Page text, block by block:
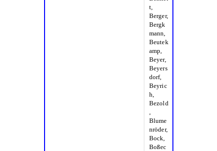
t,
Berger,
Bergk
mann,
Beutek
amp,
Beyer,
Beyers
dorf,
Beyric
h,
Bezold
Blume
nröder,
Bock,
Boßec